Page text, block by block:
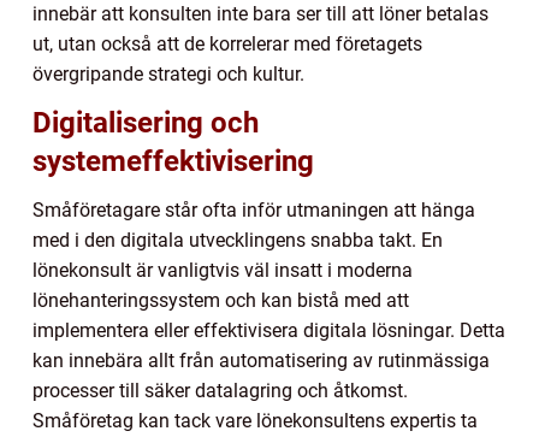
innebär att konsulten inte bara ser till att löner betalas
ut, utan också att de korrelerar med företagets
övergripande strategi och kultur.
Digitalisering och
systemeffektivisering
Småföretagare står ofta inför utmaningen att hänga
med i den digitala utvecklingens snabba takt. En
lönekonsult är vanligtvis väl insatt i moderna
lönehanteringssystem och kan bistå med att
implementera eller effektivisera digitala lösningar. Detta
kan innebära allt från automatisering av rutinmässiga
processer till säker datalagring och åtkomst.
Småföretag kan tack vare lönekonsultens expertis ta